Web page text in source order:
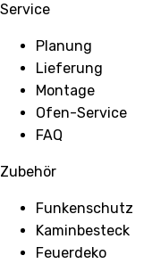
Service
Planung
Lieferung
Montage
Ofen-Service
FAQ
Zubehör
Funkenschutz
Kaminbesteck
Feuerdeko